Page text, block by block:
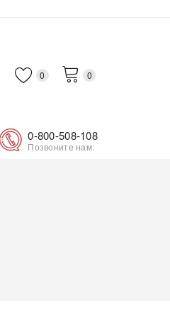
0
0
0-800-508-108
Позвоните нам: